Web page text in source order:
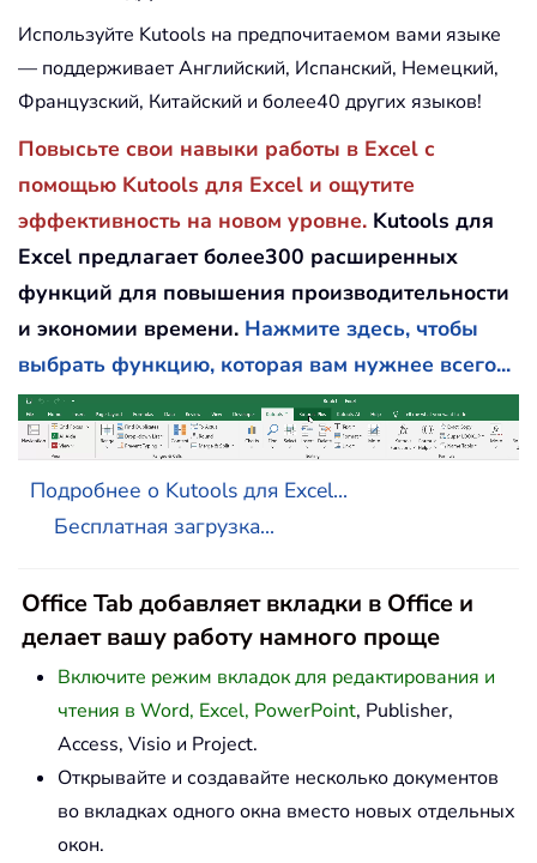
Используйте Kutools на предпочитаемом вами языке
— поддерживает Английский, Испанский, Немецкий,
Французский, Китайский и более40 других языков!
Повысьте свои навыки работы в Excel с
помощью Kutools для Excel и ощутите
эффективность на новом уровне. Kutools для
Excel предлагает более300 расширенных
функций для повышения производительности
и экономии времени. Нажмите здесь, чтобы
выбрать функцию, которая вам нужнее всего...
Подробнее о Kutools для Excel...
Бесплатная загрузка...
Office Tab добавляет вкладки в Office и
делает вашу работу намного проще
Включите режим вкладок для редактирования и
чтения в Word, Excel, PowerPoint, Publisher,
Access, Visio и Project.
Открывайте и создавайте несколько документов
во вкладках одного окна вместо новых отдельных
окон.